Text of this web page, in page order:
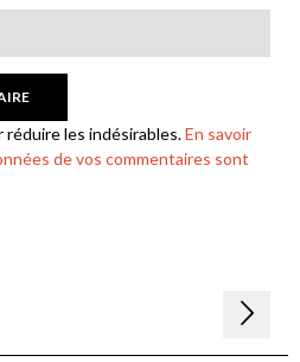
les indésirables.En savoir
de vos commentaires sont